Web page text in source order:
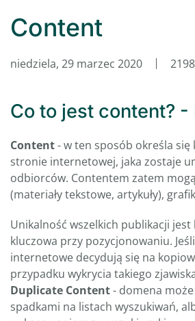
Content
niedziela, 29 marzec 2020
Co to jest content? -
Content- w ten sposób określa się
stronie internetowej, jaka zostaje
odbiorców. Contentem zatem
(materiały tekstowe, artykuły),
Unikalność wszelkich publikacji jest
kluczowa przy pozycjonowaniu.
internetowe decydują się na
przypadku wykrycia takiego
Duplicate Content- domena
spadkami na listach wyszukiwań,